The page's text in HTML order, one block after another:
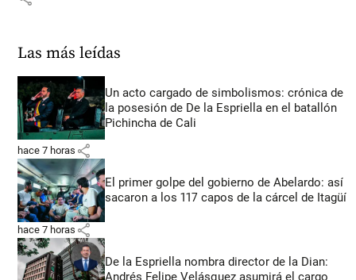
Las más leídas
Un acto cargado de simbolismos: crónica de
la posesión de De la Espriella en el batallón
Pichincha de Cali
hace 7 horas share
El primer golpe del gobierno de Abelardo: así
sacaron a los 117 capos de la cárcel de Itagüí
hace 7 horas share
De la Espriella nombra director de la Dian:
Andrés Felipe Velásquez asumirá el cargo